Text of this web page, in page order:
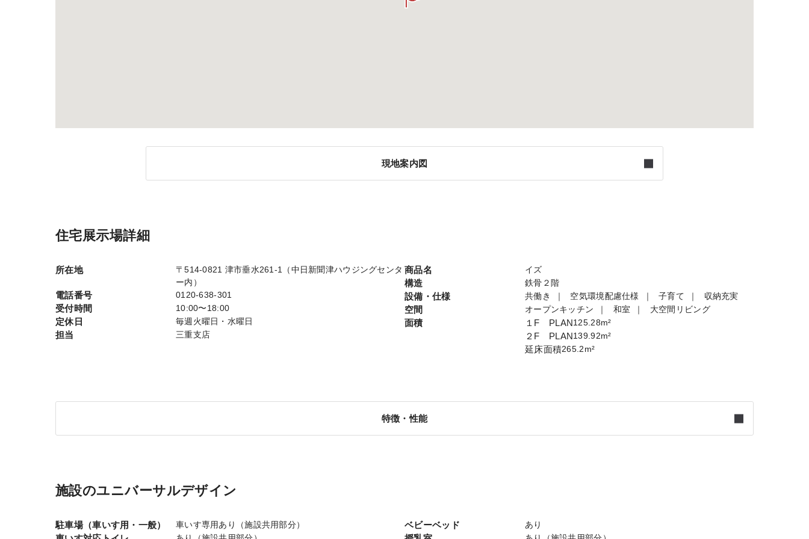
現地案内図
住宅展示場詳細
所在地
〒514-0821 津市垂水261-1（中日新聞津ハウジングセンタ
ー内）
電話番号 0120-638-301
受付時間 10:00〜18:00
定休日 毎週火曜日・水曜日
担当 三重支店
商品名 イズ
構造 鉄骨２階
設備・仕様 共働き 空気環境配慮仕様 子育て 収納充実
空間 オープンキッチン 和室 大空間リビング
面積 １F PLAN125.28m²
２F PLAN139.92m²
延床面積265.2m²
特徴・性能
施設のユニバーサルデザイン
駐車場（車いす用・一般） 車いす専用あり（施設共用部分） ベビーベッド あり